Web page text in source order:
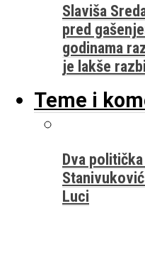
Slaviša
pred
godinama
je lakše
Teme i
Dva
Luci